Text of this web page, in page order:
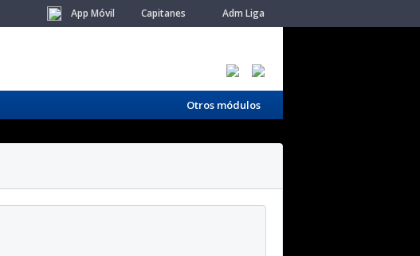
Adm Liga
Capitanes
App Móvil
Otros módulos